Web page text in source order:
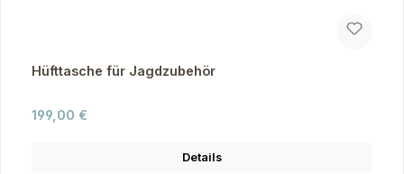
Hüfttasche für Jagdzubehör
Regulärer Preis:
199,00 €
Details